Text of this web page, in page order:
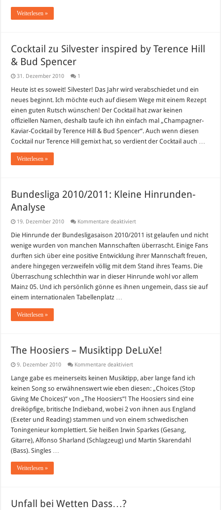
Weiterlesen »
Cocktail zu Silvester inspired by Terence Hill
& Bud Spencer
31. Dezember 2010 1
Heute ist es soweit! Silvester! Das Jahr wird verabschiedet und ein
neues beginnt. Ich möchte euch auf diesem Wege mit einem Rezept
einen guten Rutsch wünschen! Der Cocktail hat zwar keinen
offiziellen Namen, deshalb taufe ich ihn einfach mal „Champagner-
Kaviar-Cocktail by Terence Hill & Bud Spencer“. Auch wenn diesen
Cocktail nur Terence Hill gemixt hat, so verdient der Cocktail auch …
Weiterlesen »
Bundesliga 2010/2011: Kleine Hinrunden-
Analyse
19. Dezember 2010 Kommentare deaktiviertfür
2010/2011:
Hinrunden-
Analyse
Die Hinrunde der Bundesligasaison 2010/2011 ist gelaufen und nicht
wenige wurden von manchen Mannschaften überrascht. Einige Fans
durften sich über eine positive Entwicklung ihrer Mannschaft freuen,
andere hingegen verzweifeln völlig mit dem Stand ihres Teams. Die
Überraschung schlechthin war in dieser Hinrunde wohl vor allem
Mainz 05. Und ich persönlich gönne es ihnen ungemein, dass sie auf
einem internationalen Tabellenplatz …
Weiterlesen »
The Hoosiers – Musiktipp DeLuXe!
9. Dezember 2010 Kommentare deaktiviertfür
Hoosiers
–
Musiktipp
DeLuXe!
Lange gabe es meinerseits keinen Musiktipp, aber lange fand ich
keinen Song so erwähnenswert wie eben diesen: „Choices (Stop
Giving Me Choices)“ von „The Hoosiers“! The Hoosiers sind eine
dreiköpfige, britische Indieband, wobei 2 von ihnen aus England
(Exeter und Reading) stammen und von einem schwedischen
Toningenieur komplettiert. Sie heißen Irwin Sparkes (Gesang,
Gitarre), Alfonso Sharland (Schlagzeug) und Martin Skarendahl
(Bass). Singles …
Weiterlesen »
Unfall bei Wetten Dass…?